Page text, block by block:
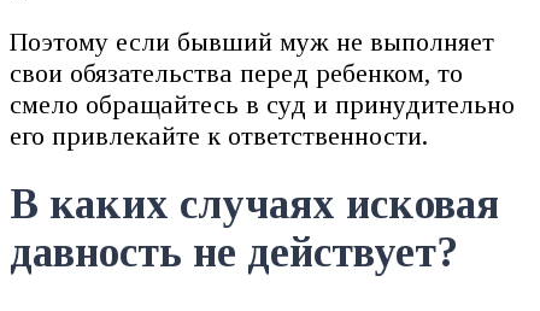
Поэтому если бывший муж не выполняет
свои обязательства перед ребенком, то
смело обращайтесь в суд и принудительно
его привлекайте к ответственности.
В каких случаях исковая
давность не действует?